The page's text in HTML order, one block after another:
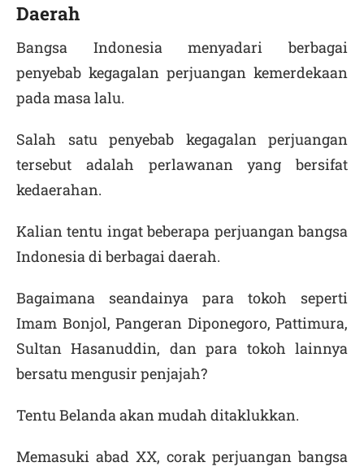
Daerah
Bangsa Indonesia menyadari berbagai
penyebab kegagalan perjuangan kemerdekaan
pada masa lalu.
Salah satu penyebab kegagalan perjuangan
tersebut adalah perlawanan yang bersifat
kedaerahan.
Kalian tentu ingat beberapa perjuangan bangsa
Indonesia di berbagai daerah.
Bagaimana seandainya para tokoh seperti
Imam Bonjol, Pangeran Diponegoro, Pattimura,
Sultan Hasanuddin, dan para tokoh lainnya
bersatu mengusir penjajah?
Tentu Belanda akan mudah ditaklukkan.
Memasuki abad XX, corak perjuangan bangsa